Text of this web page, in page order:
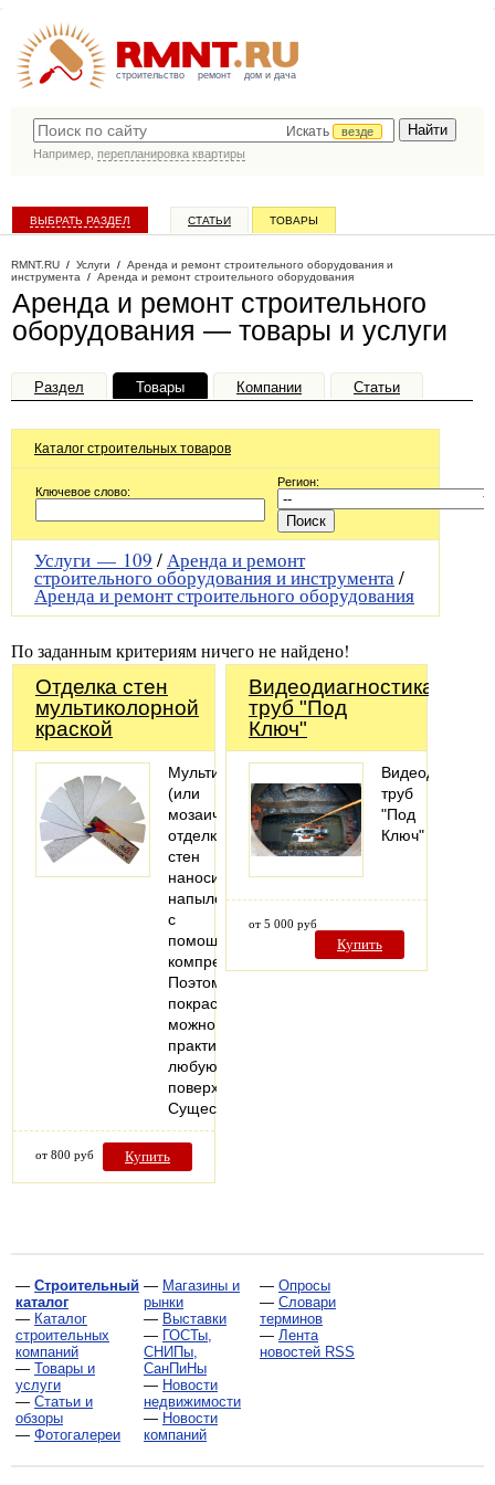
строительство ремонт дом и дача
Искать
везде
Например, перепланировка квартиры
ВЫБРАТЬ РАЗДЕЛ СТАТЬИ ТОВАРЫ
RMNT.RU / Услуги / Аренда и ремонт строительного оборудования и
инструмента / Аренда и ремонт строительного оборудования
Аренда и ремонт строительного
оборудования — товары и услуги
Раздел Товары Компании Статьи
Каталог строительных товаров
Ключевое слово:
Регион:
Услуги — 109 /Аренда и ремонт
строительного оборудования и инструмента/
Аренда и ремонт строительного оборудования
По заданным критериям ничего не найдено!
Отделка стен
мультиколорной
краской
Мультиколорная
(или
мозаичная)
отделка
стен
наносится
напылением
с
помощью
компрессора.
Поэтому
покрасить
можно
практически
любую
поверхность.
Существует…
от 800 руб Купить
Видеодиагностика
труб "Под
Ключ"
труб
"Под
Ключ"
от 5 000 руб
Купить
— Строительный
каталог
— Каталог
строительных
компаний
— Товары и
услуги
— Статьи и
обзоры
— Фотогалереи
— Магазины и
рынки
— Выставки
— ГОСТы,
СНИПы,
СанПиНы
— Новости
недвижимости
— Новости
компаний
— Опросы
— Словари
терминов
— Лента
новостей RSS